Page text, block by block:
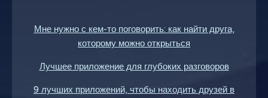
Мне нужно с кем-то поговорить: как найти друга,
которому можно открыться
Лучшее приложение для глубоких разговоров
9 лучших приложений, чтобы находить друзей в